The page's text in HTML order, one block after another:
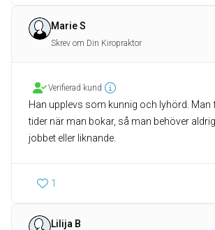
Marie S
Skrev om Din Kiropraktor
Verifierad kund
Han upplevs som kunnig och lyhörd. Man
tider när man bokar, så man behöver
jobbet eller liknande.
1
Lilija B